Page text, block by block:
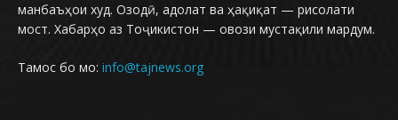
манбаъҳои худ. Озодӣ, адолат ва ҳақиқат — рисолати
мост. Хабарҳо аз Тоҷикистон — овози мустақили мардум.
Тамос бо мо: info@tajnews.org